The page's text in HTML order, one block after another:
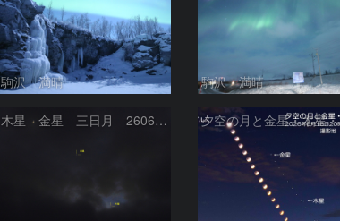
駒沢 満晴 駒沢 満晴
木星 金星 三日月 260618